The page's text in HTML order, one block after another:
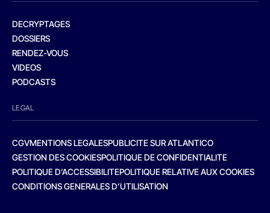
DECRYPTAGES
DOSSIERS
RENDEZ-VOUS
VIDEOS
PODCASTS
LEGAL
CGVMENTIONS LEGALESPUBLICITE SUR ATLANTICO
GESTION DES COOKIESPOLITIQUE DE CONFIDENTIALITE
POLITIQUE D’ACCESSIBILITEPOLITIQUE RELATIVE AUX COOKIES
CONDITIONS GENERALES D’UTILISATION